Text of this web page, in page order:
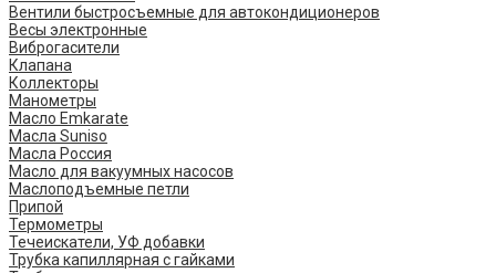
Вентили быстросъемные для автокондиционеров
Весы электронные
Виброгасители
Клапана
Коллекторы
Манометры
Масло Emkarate
Масла Suniso
Масла Россия
Масло для вакуумных насосов
Маслоподъемные петли
Припой
Термометры
Течеискатели, УФ добавки
Трубка капиллярная с гайками